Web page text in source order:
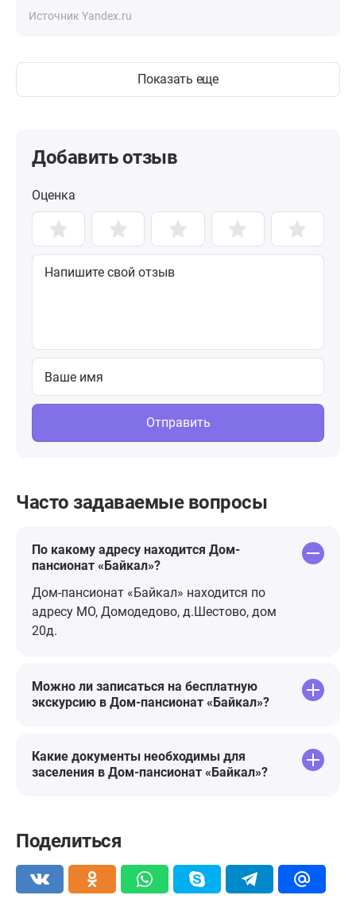
Источник Yandex.ru
Показать еще
Добавить отзыв
Оценка
Отправить
Часто задаваемые вопросы
По какому адресу находится Дом-
пансионат «Байкал»?
Дом-пансионат «Байкал» находится по
адресу МO, Домодедово, д.Шестово, дом
20д.
Можно ли записаться на бесплатную
экскурсию в Дом-пансионат «Байкал»?
Какие документы необходимы для
заселения в Дом-пансионат «Байкал»?
Поделиться